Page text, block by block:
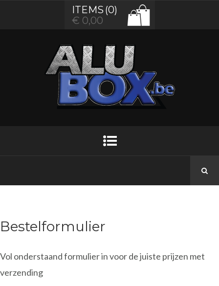
ITEMS (0)
€ 0,00
Bestelformulier
Vol onderstaand formulier in voor de juiste prijzen met
verzending